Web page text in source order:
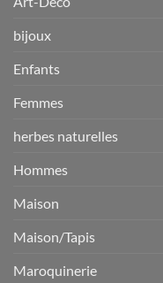
bijoux
Enfants
Femmes
herbes naturelles
Hommes
Maison
Maison/Tapis
Maroquinerie